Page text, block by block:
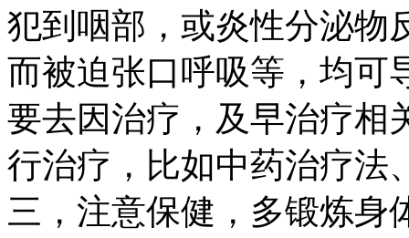
犯到咽部，或炎性分泌物
而被迫张口呼吸等，均可
要去因治疗，及早治疗相
行治疗，比如中药治疗法
三，注意保健，多锻炼身